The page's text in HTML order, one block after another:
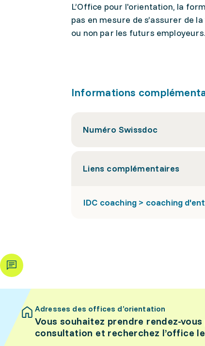
L’Office pour l'orientation, la
pas en mesure de s’assurer de
ou non par les futurs employeurs.
Informations
Numéro Swissdoc
Liens complémentaires
IDC coaching > coaching
Adresses des offices d’orientation
Vous souhaitez prendre rendez-vous
consultation et recherchez l’office